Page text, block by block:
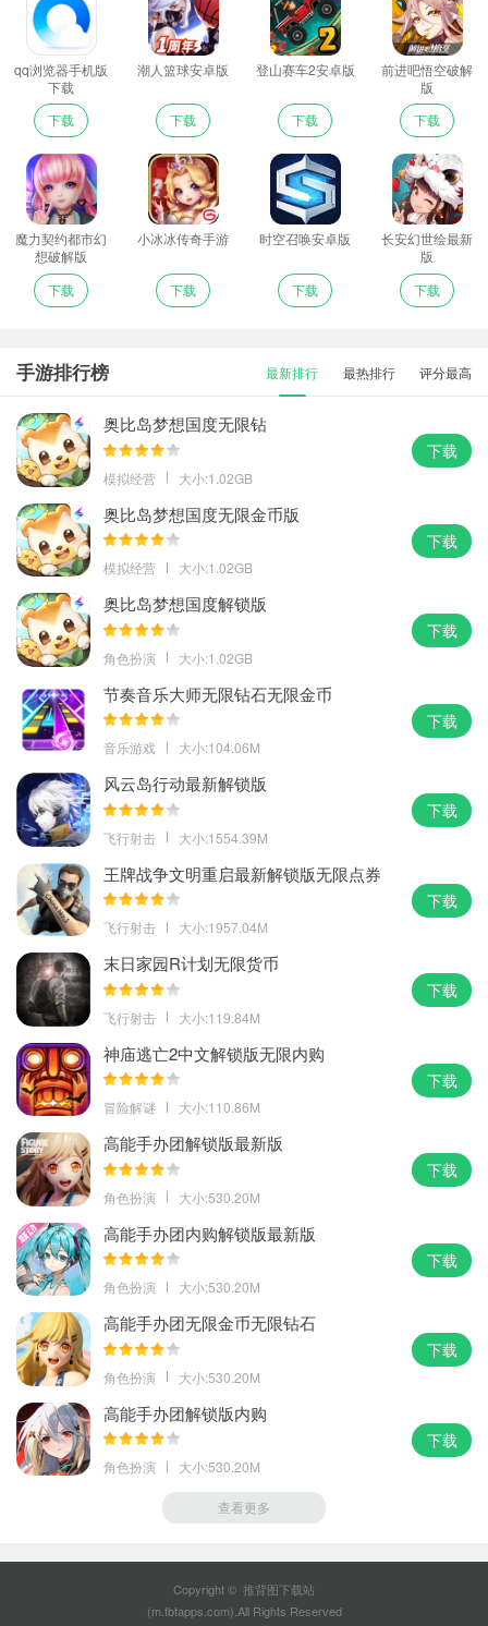
qq浏览器手机版
下载
下载
潮人篮球安卓版
下载
登山赛车2安卓版
下载
前进吧悟空破解
版
下载
魔力契约都市幻
想破解版
下载
小冰冰传奇手游
下载
时空召唤安卓版
下载
长安幻世绘最新
版
下载
手游排行榜 最新排行 最热排行 评分最高
奥比岛梦想国度无限钻
模拟经营 大小:1.02GB
下载
奥比岛梦想国度无限金币版
模拟经营 大小:1.02GB
下载
奥比岛梦想国度解锁版
角色扮演 大小:1.02GB
下载
节奏音乐大师无限钻石无限金币
音乐游戏 大小:104.06M
下载
风云岛行动最新解锁版
飞行射击 大小:1554.39M
下载
王牌战争文明重启最新解锁版无限点券
飞行射击 大小:1957.04M
下载
末日家园R计划无限货币
飞行射击 大小:119.84M
下载
神庙逃亡2中文解锁版无限内购
冒险解谜 大小:110.86M
下载
高能手办团解锁版最新版
角色扮演 大小:530.20M
下载
高能手办团内购解锁版最新版
角色扮演 大小:530.20M
下载
高能手办团无限金币无限钻石
角色扮演 大小:530.20M
下载
高能手办团解锁版内购
角色扮演 大小:530.20M
下载
查看更多
Copyright © 推背图下载站
(m.tbtapps.com).All Rights Reserved